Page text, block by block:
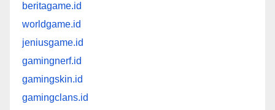
beritagame.id
worldgame.id
jeniusgame.id
gamingnerf.id
gamingskin.id
gamingclans.id